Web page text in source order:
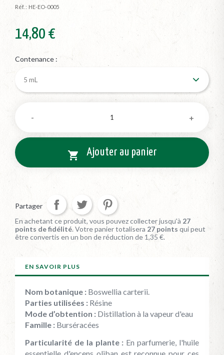
Réf. : HE-EO-0005
14,80 €
Contenance :
 Ajouter au panier
Partager
En achetant ce produit, vous pouvez collecter jusqu'à 27
points de fidélité. Votre panier totalisera 27 points qui peut
être convertis en un bon de réduction de 1,35 €.
EN SAVOIR PLUS
Nom botanique : Boswellia carterii.
Parties utilisées : Résine
Mode d’obtention : Distillation à la vapeur d'eau
Famille : Burséracées
Particularité de la plante : En parfumerie, l'huile